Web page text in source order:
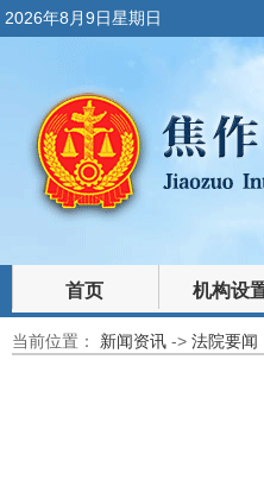
2026年8月9日星期日
首页 机构设
裁判文书 法律文库
当前位置： 新闻资讯 -> 法院要闻